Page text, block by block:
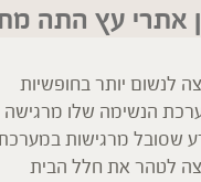
אתרי עץ התה
לנשום יותר בחופשיות
הנשימה שלו מרגישה
שסובל מרגישות
לטהר את חלל הבית